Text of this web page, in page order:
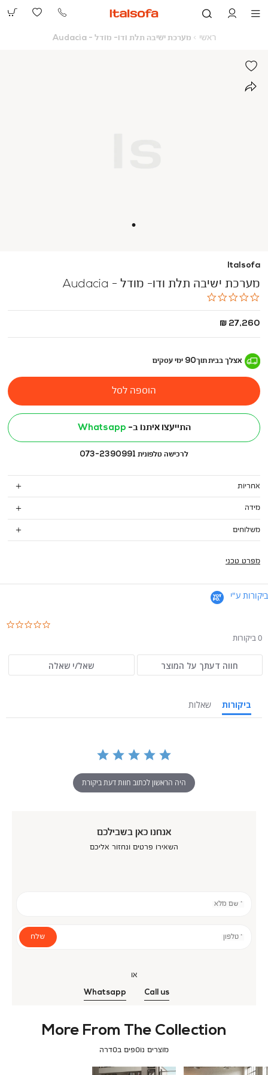
073-
ראשי ראשי
מערכת ישיבה תלת ודו- מודל - Audacia
Italsofa
מערכת ישיבה תלת ודו- מודל - Audacia
החל
27,260 ₪
אצלך בביתתוך90 ימי עסקים
הוספה לסל
התייעצו איתנו ב- Whatsapp
לרכישה טלפונית 073-2390991
אחריות
מידה
משלוחים
מפרט טכני
ביקורות ע"י
0 ביקורות
חווה דעתך על המוצר שאל/י שאלה
ביקורות שאלות
היה הראשון לכתוב חוות דעת ביקורת
אנחנו כאן בשבילכם
השאירו פרטים ונחזור אליכם
* שם מלא
* טלפון שלח
או
Call us
Whatsapp
More From The Collection
מוצרים נוספים בסדרה